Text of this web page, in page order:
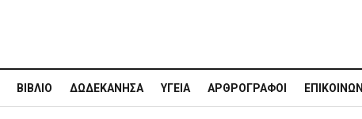
ΒΙΒΛΊΟ ΔΩΔΕΚΆΝΗΣΑ ΥΓΕΊΑ ΑΡΘΡΟΓΡΆΦΟΙ